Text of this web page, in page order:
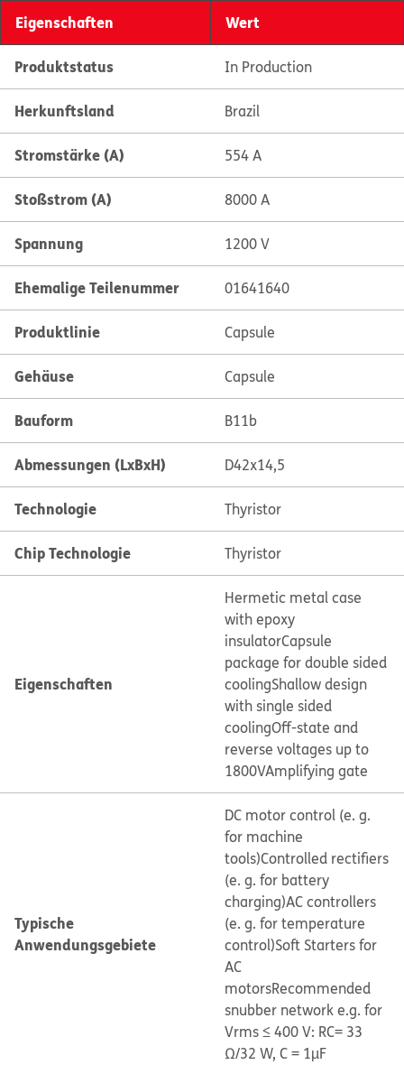
Eigenschaften Wert
Produktstatus In Production
Herkunftsland Brazil
Stromstärke (A) 554 A
Stoßstrom (A) 8000 A
Spannung 1200 V
Ehemalige Teilenummer 01641640
Produktlinie Capsule
Gehäuse Capsule
Bauform B11b
Abmessungen (LxBxH) D42x14,5
Technologie Thyristor
Chip Technologie Thyristor
Eigenschaften
Hermetic metal case
with epoxy
insulatorCapsule
package for double sided
coolingShallow design
with single sided
coolingOff-state and
reverse voltages up to
1800VAmplifying gate
Typische
Anwendungsgebiete
DC motor control (e. g.
for machine
tools)Controlled rectifiers
(e. g. for battery
charging)AC controllers
(e. g. for temperature
control)Soft Starters for
AC
motorsRecommended
snubber network e.g. for
Vrms ≤ 400 V: RC= 33
Ω/32 W, C = 1µF